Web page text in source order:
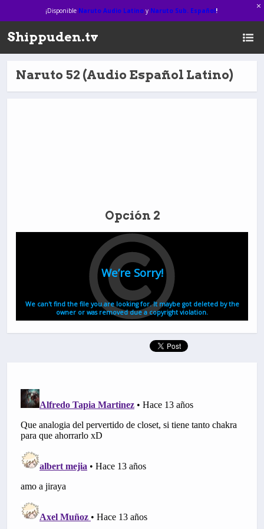
¡Disponible Naruto Audio Latinoy Naruto Sub. Español!
Shippuden.tv
Naruto 52 (Audio Español Latino)
Opción 2